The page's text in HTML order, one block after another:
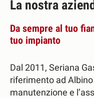
La nostra
Da sempre al tuo
tuo impianto
Dal 2011, Seriana
riferimento ad
manutenzione e